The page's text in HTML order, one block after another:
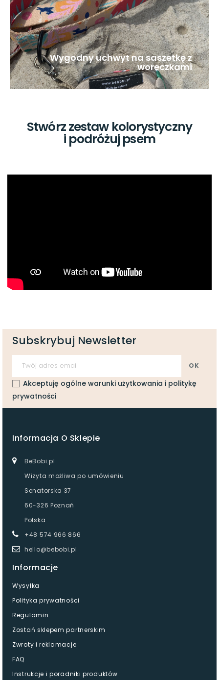
Wygodny uchwyt na saszetkę z
woreczkami
Stwórz zestaw kolorystyczny
i podróżuj psem
Subskrybuj Newsletter
Akceptuję ogólne warunki użytkowania i politykę
prywatności
Informacja O Sklepie
BeBobi.pl
Wizyta możliwa po umówieniu
Senatorska 37
60-326 Poznań
Polska
+48 574 966 866
hello@bebobi.pl
Informacje
Wysyłka
Polityka prywatności
Regulamin
Zostań sklepem partnerskim
Zwroty i reklamacje
FAQ
Instrukcje i poradniki produktów